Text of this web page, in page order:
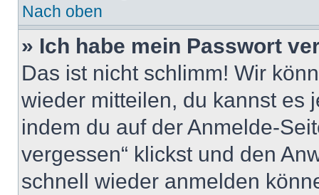
Nach oben
» Ich habe mein Passwort
Das ist nicht schlimm! Wir
wieder mitteilen, du kannst es
indem du auf der Anmelde-
vergessen“ klickst und den
schnell wieder anmelden